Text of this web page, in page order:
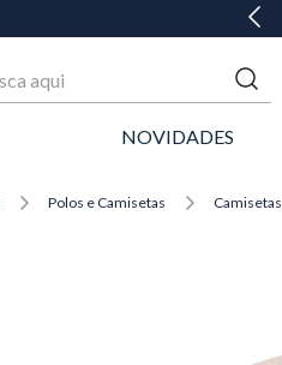
NOVIDADES
Polos e Camisetas Camisetas